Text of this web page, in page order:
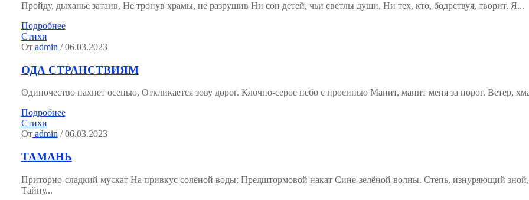
Пройду, дыханье затаив, Не тронув храмы, не разрушив Ни сон детей, чьи светлы души, Ни тех, кто, бодрствуя, творит. Я...
Подробнее
Стихи
Отadmin / 06.03.2023
ОДА СТРАНСТВИЯМ
Одиночество пахнет осенью, Откликается зову дорог. Клочно-серое небо с просинью Манит, манит меня за порог. Ветер,
Подробнее
Стихи
Отadmin / 06.03.2023
ТАМАНЬ
Приторно-сладкий мускат На привкус солёной воды; Предштормовой накат Сине-зелёной волны. Степь, изнуряющий
Тайну...